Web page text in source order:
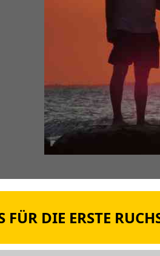
FÜR DIE ERSTE